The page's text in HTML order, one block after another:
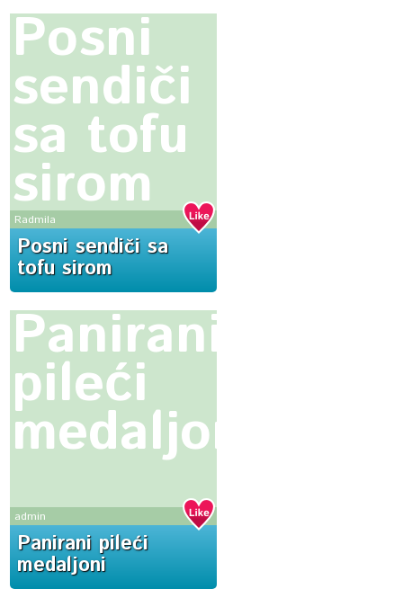
Posni
sendiči
sa tofu
sirom
Radmila
Posni sendiči sa
tofu sirom
Panirani
pileći
medaljoni
admin
Panirani pileći
medaljoni